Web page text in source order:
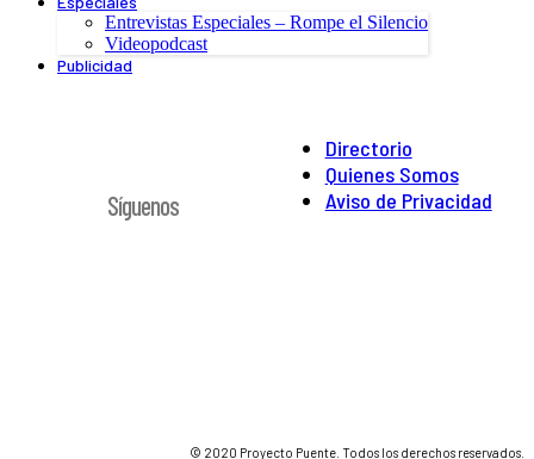
Entrevistas Especiales – Rompe el Silencio
Videopodcast
Publicidad
Directorio
Quienes Somos
Aviso de Privacidad
Síguenos
© 2020 Proyecto Puente. Todos los derechos reservados.